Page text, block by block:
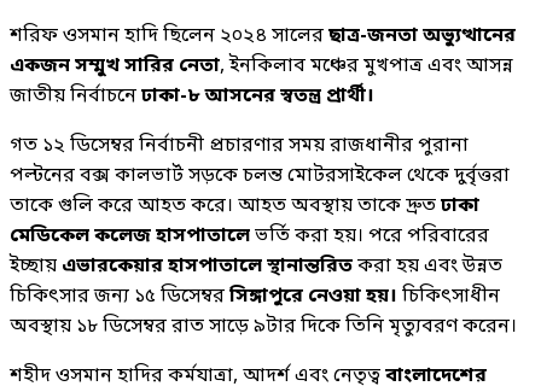
শরিফ ওসমান হাদি ছিলেন ২০২৪ সালেরছাত্র-জনতা অভ্যুত্থানের
একজন সম্মুখ সারির নেতা, ইনকিলাব মঞ্চের মুখপাত্র এবং আসন্ন
জাতীয় নির্বাচনেঢাকা-৮ আসনের স্বতন্ত্র প্রার্থী।
গত ১২ ডিসেম্বর নির্বাচনী প্রচারণার সময় রাজধানীর পুরানা
পল্টনের বক্স কালভার্ট সড়কে চলন্ত মোটরসাইকেল থেকে দুর্বৃত্তরা
তাকে গুলি করে আহত করে। আহত অবস্থায় তাকে দ্রুতঢাকা
মেডিকেল কলেজ হাসপাতালেভর্তি করা হয়। পরে পরিবারের
ইচ্ছায় এভারকেয়ার হাসপাতালে স্থানান্তরিতকরা হয় এবং উন্নত
চিকিৎসার জন্য ১৫ ডিসেম্বরসিঙ্গাপুরে নেওয়া হয়। চিকিৎসাধীন
অবস্থায় ১৮ ডিসেম্বর রাত সাড়ে ৯টার দিকে তিনি মৃত্যুবরণ করেন।
শহীদ ওসমান হাদির কর্মযাত্রা, আদর্শ এবং নেতৃত্ববাংলাদেশের